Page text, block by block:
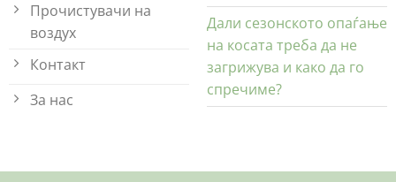
Прочистувачи на
воздух
Контакт
За нас
Дали сезонското опаѓање
на косата треба да не
загрижува и како да го
спречиме?